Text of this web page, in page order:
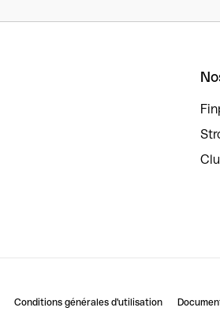
Conditions générales d'utilisation